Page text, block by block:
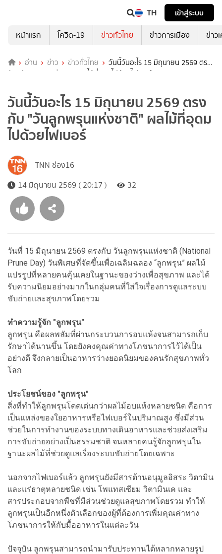
TH
เข้าสู่ระบบ
หน้าแรก
โควิด-19 ข่าวทั่วไทย ข่าวการเมือง ข่าว
อ่าน ข่าว ข่าวทั่วไทย
วันนี้วันอะไร 15 มิถุนายน 2569 ตรง
กับ "วันลูกพรุนแห่งชาติ" ผลไม้ที่อุดมไปด้วยไฟเบอร์
วันนี้วันอะไร 15 มิถุนายน 2569 ตรง
กับ "วันลูกพรุนแห่งชาติ" ผลไม้ที่อุดม
ไปด้วยไฟเบอร์
TNN ช่อง16
14 มิถุนายน 2569 ( 20:17 )
32
วันที่ 15 มิถุนายน 2569 ตรงกับ วันลูกพรุนแห่งชาติ (National
Prune Day) วันพิเศษที่จัดขึ้นเพื่อเฉลิมฉลอง “ลูกพรุน” ผลไม้
แปรรูปที่หลายคนคุ้นเคยในฐานะของว่างเพื่อสุขภาพ และได้
รับความนิยมอย่างมากในกลุ่มคนที่ใส่ใจเรื่องการดูแลระบบ
ขับถ่ายและสุขภาพโดยรวม
ทำความรู้จัก "ลูกพรุน"
ลูกพรุน คือผลพลัมที่ผ่านกระบวนการอบแห้งจนสามารถเก็บ
รักษาได้นานขึ้น โดยยังคงคุณค่าทางโภชนาการไว้ได้เป็น
อย่างดี จึงกลายเป็นอาหารว่างยอดนิยมของคนรักสุขภาพทั่ว
โลก
ประโยชน์ของ "ลูกพรุน"
สิ่งที่ทำให้ลูกพรุนโดดเด่นกว่าผลไม้อบแห้งหลายชนิด คือการ
เป็นแหล่งของใยอาหารหรือไฟเบอร์ในปริมาณสูง ซึ่งมีส่วน
ช่วยในการทำงานของระบบทางเดินอาหารและช่วยส่งเสริม
การขับถ่ายอย่างเป็นธรรมชาติ จนหลายคนรู้จักลูกพรุนใน
ฐานะผลไม้ที่ช่วยดูแลเรื่องระบบขับถ่ายโดยเฉพาะ
นอกจากไฟเบอร์แล้ว ลูกพรุนยังมีสารต้านอนุมูลอิสระ วิตามิน
และแร่ธาตุหลายชนิด เช่น โพแทสเซียม วิตามินเค และ
สารประกอบจากพืชที่มีส่วนช่วยดูแลสุขภาพโดยรวม ทำให้
ลูกพรุนเป็นอีกหนึ่งตัวเลือกของผู้ที่ต้องการเพิ่มคุณค่าทาง
โภชนาการให้กับมื้ออาหารในแต่ละวัน
ปัจจุบัน ลูกพรุนสามารถนำมารับประทานได้หลากหลายรูป